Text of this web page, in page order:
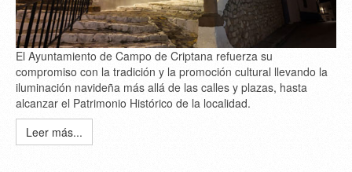
El Ayuntamiento de Campo de Criptana refuerza su
compromiso con la tradición y la promoción cultural llevando la
iluminación navideña más allá de las calles y plazas, hasta
alcanzar el Patrimonio Histórico de la localidad.
Leer más...